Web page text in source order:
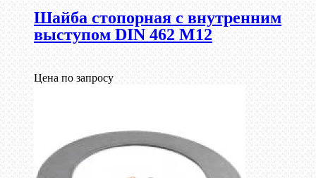
Шайба стопорная с внутренним
выступом DIN 462 М12
Цена по запросу